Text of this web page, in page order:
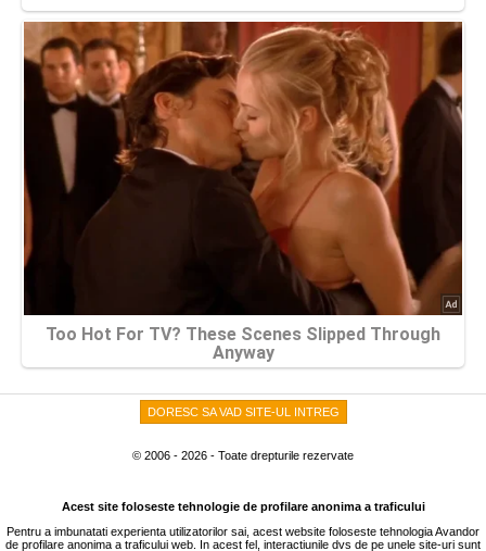
DORESC SA VAD SITE-UL INTREG
© 2006 - 2026 - Toate drepturile rezervate
Acest site foloseste tehnologie de profilare anonima a traficului
Pentru a imbunatati experienta utilizatorilor sai, acest website foloseste tehnologia Avandor
de profilare anonima a traficului web. In acest fel, interactiunile dvs de pe unele site-uri sunt